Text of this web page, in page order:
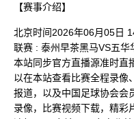
【赛事介绍】
北京时间2026年06月05日
联赛 : 泰州早茶黑马VS五华
本站同步官方直播源准时直
以在本站查看比赛全程录像
报道，以及中国足球协会会
录像，比赛视频下载，精彩